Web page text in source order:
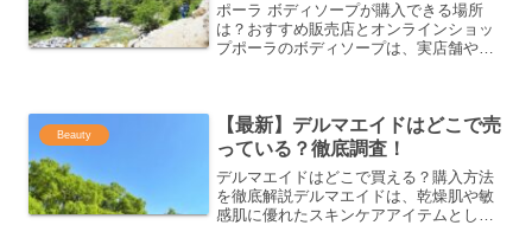
ポーラ ボディソープが購入できる場所
は？おすすめ販売店とオンラインショッ
プポーラのボディソープは、実店舗やオ
や通販サイトでの購入方...
Beauty
【最新】デルマエイドはどこで売
っている？徹底調査！
デルマエイドはどこで買える？購入方法
を徹底解説デルマエイドは、乾燥肌や敏
感肌に優れたスキンケアアイテムとし